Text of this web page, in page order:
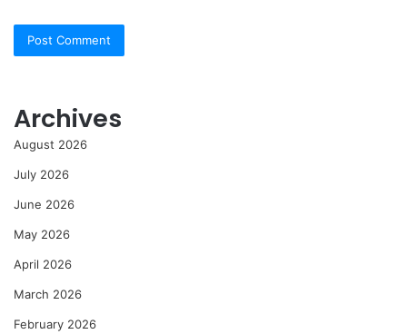
Archives
August 2026
July 2026
June 2026
May 2026
April 2026
March 2026
February 2026